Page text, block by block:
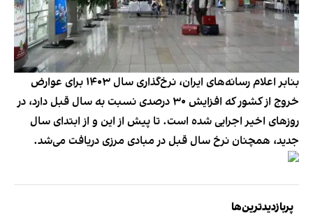
بنابر اعلام رسانه‌های ایران، نرخ‌گذاری سال ۱۴۰۳ برای عوارض
خروج از کشور که افزایش ۳۰ درصدی نسبت به سال قبل دارد، در
روزهای اخیر اجرایی شده است. تا پیش از این و از ابتدای سال
جدید، همچنان نرخ سال قبل در مبادی مرزی دریافت می‌شد.
پربازدیدترین‌ها